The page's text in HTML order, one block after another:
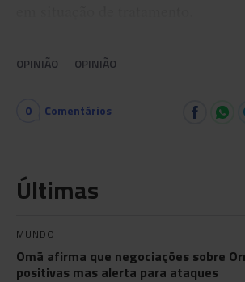
OPINIÃO OPINIÃO
0 Comentários
Últimas
MUNDO
Omã afirma que negociações sobre
positivas mas alerta para ataques